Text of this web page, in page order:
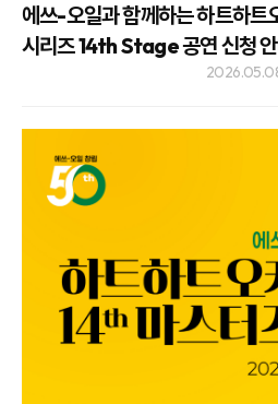
에쓰-오일과 함께하는 하트하트
시리즈 14th Stage 공연 신청